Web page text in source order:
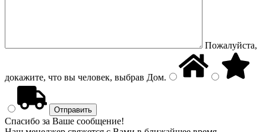
Пожалуйста,
докажите, что вы человек, выбрав Дом.
Спасибо за Ваше сообщение!